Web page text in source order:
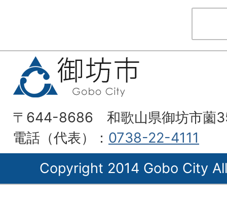
〒644-8686 和歌山県御坊市薗
電話（代表）： 0738-22-4111
Copyright 2014 Gobo City